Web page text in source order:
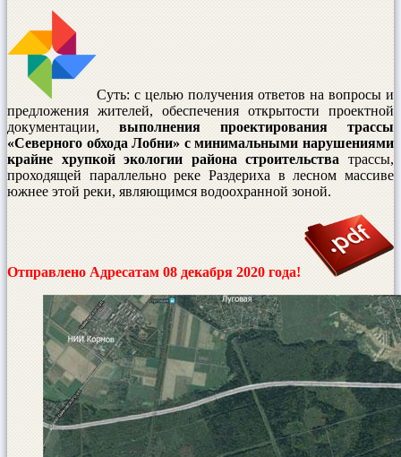
Суть: с целью получения ответов на вопросы и
предложения жителей, обеспечения открытости проектной
документации, выполнения проектирования трассы
«Северного обхода Лобни» с минимальными нарушениями
крайне хрупкой экологии района строительства трассы,
проходящей параллельно реке Раздериха в лесном массиве
южнее этой реки, являющимся водоохранной зоной.
Отправлено Адресатам 08 декабря 2020 года!